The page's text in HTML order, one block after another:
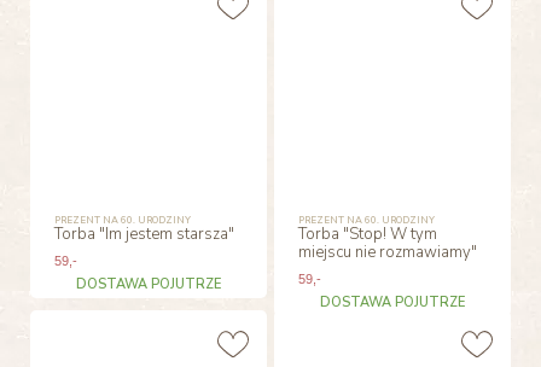
PREZENT NA 60. URODZINY
Torba "Im jestem starsza"
59,-
DOSTAWA POJUTRZE
PREZENT NA 60. URODZINY
Torba "Stop! W tym
miejscu nie rozmawiamy"
59 ,-
DOSTAWA POJUTRZE